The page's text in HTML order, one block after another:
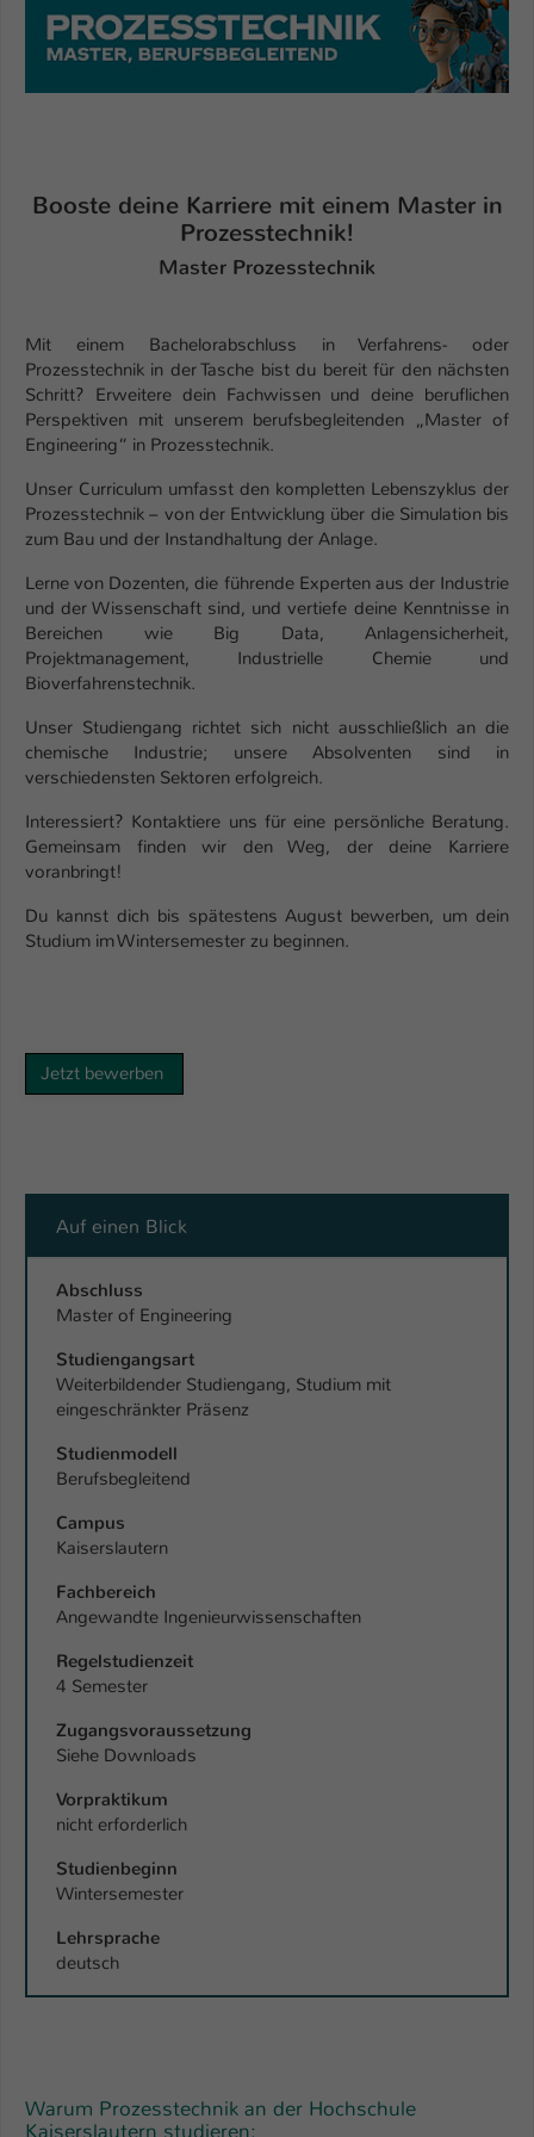
Booste deine Karriere mit einem Master in
Prozesstechnik!
Master Prozesstechnik
Mit einem Bachelorabschluss in Verfahrens- oder
Prozesstechnik in der Tasche bist du bereit für den nächsten
Schritt? Erweitere dein Fachwissen und deine beruflichen
Perspektiven mit unserem berufsbegleitenden „Master of
Engineering“ in Prozesstechnik.
Unser Curriculum umfasst den kompletten Lebenszyklus der
Prozesstechnik – von der Entwicklung über die Simulation bis
zum Bau und der Instandhaltung der Anlage.
Lerne von Dozenten, die führende Experten aus der Industrie
und der Wissenschaft sind, und vertiefe deine Kenntnisse in
Bereichen wie Big Data, Anlagensicherheit,
Projektmanagement, Industrielle Chemie und
Bioverfahrenstechnik.
Unser Studiengang richtet sich nicht ausschließlich an die
chemische Industrie; unsere Absolventen sind in
verschiedensten Sektoren erfolgreich.
Interessiert? Kontaktiere uns für eine persönliche Beratung.
Gemeinsam finden wir den Weg, der deine Karriere
voranbringt!
Du kannst dich bis spätestens August bewerben, um dein
Studium im Wintersemester zu beginnen.
Jetzt bewerben
Auf einen Blick
Abschluss
Master of Engineering
Studiengangsart
Weiterbildender Studiengang, Studium mit
eingeschränkter Präsenz
Studienmodell
Berufsbegleitend
Campus
Kaiserslautern
Fachbereich
Angewandte Ingenieurwissenschaften
Regelstudienzeit
4 Semester
Zugangsvoraussetzung
Siehe Downloads
Vorpraktikum
nicht erforderlich
Studienbeginn
Wintersemester
Lehrsprache
deutsch
Warum Prozesstechnik an der Hochschule
Kaiserslautern studieren:
Zweck
Einstellungen. Unter anderem eine zufällig
generierte ID, für die historische
Speicherung Ihrer vorgenommen
Einstellungen, falls der Webseiten-
TYPO3
Zweck
Dieses Cookie ist ein Standard-Session-
Cookie von TYPO3. Es speichert im Fall
eines Intranet-Logins die Session-ID. So
kann der eingeloggte Benutzer
wiedererkannt werden und es wird ihm
gewährt.
Name be_typo_user
Anbieter TYPO3
Laufzeit 1 Tag
Zweck
Dieser Cookie teilt der Webseite mit, ob
ein Besucher im Typo3-Backend
angemeldet ist und Rechte besitzt diese